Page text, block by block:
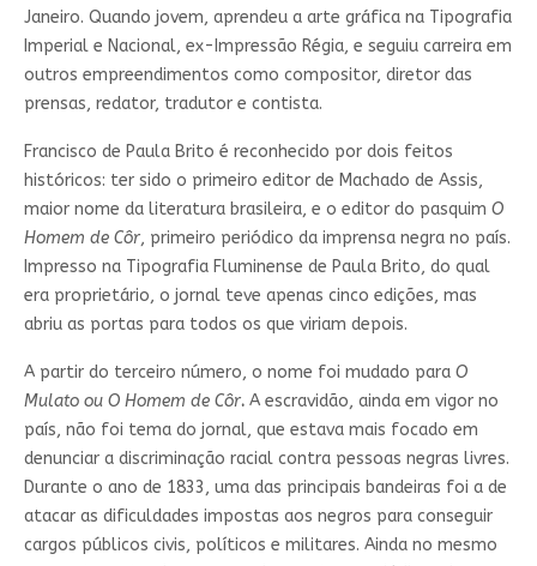
Janeiro. Quando jovem, aprendeu a arte gráfica na Tipografia
Imperial e Nacional, ex-Impressão Régia, e seguiu carreira em
outros empreendimentos como compositor, diretor das
prensas, redator, tradutor e contista.
Francisco de Paula Brito é reconhecido por dois feitos
históricos: ter sido o primeiro editor de Machado de Assis,
maior nome da literatura brasileira, e o editor do pasquim O
Homem de Côr, primeiro periódico da imprensa negra no país.
Impresso na Tipografia Fluminense de Paula Brito, do qual
era proprietário, o jornal teve apenas cinco edições, mas
abriu as portas para todos os que viriam depois.
A partir do terceiro número, o nome foi mudado para O
Mulato ou O Homem de Côr.A escravidão, ainda em vigor no
país, não foi tema do jornal, que estava mais focado em
denunciar a discriminação racial contra pessoas negras livres.
Durante o ano de 1833, uma das principais bandeiras foi a de
atacar as dificuldades impostas aos negros para conseguir
cargos públicos civis, políticos e militares. Ainda no mesmo